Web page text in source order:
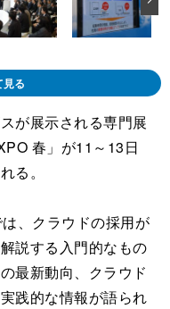
見る
が展示される専門展
春」が11～13日
る。
、クラウドの採用が
説する入門的なもの
最新動向、クラウド
践的な情報が語られ